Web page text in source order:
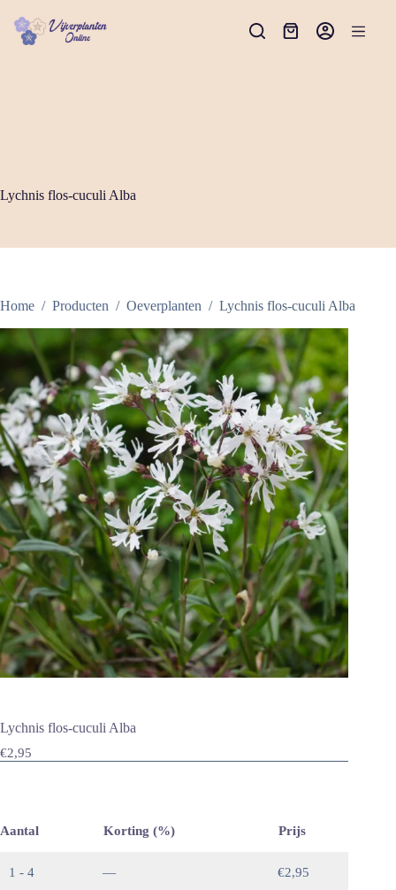
naar
Winkelwagen
Lychnis flos-cuculi Alba
Home / Producten / Oeverplanten / Lychnis flos-cuculi Alba
Lychnis flos-cuculi Alba
€2,95
Aantal Korting (%) Prijs
1 - 4 — €2,95